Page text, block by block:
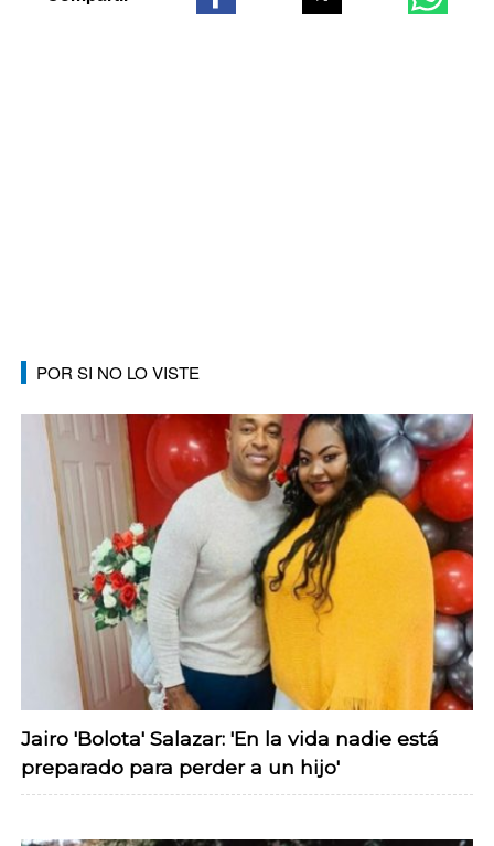
POR SI NO LO VISTE
Jairo 'Bolota' Salazar: 'En la vida nadie está
preparado para perder a un hijo'